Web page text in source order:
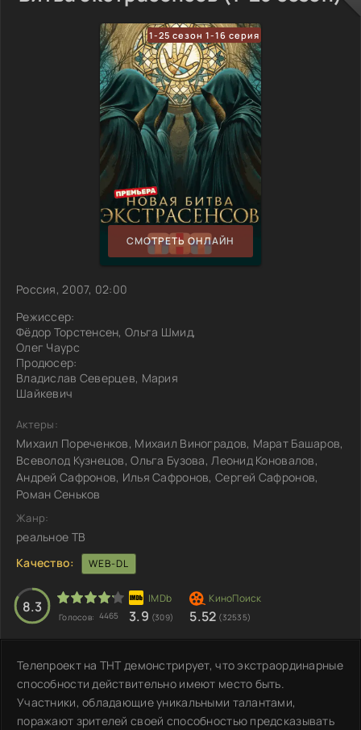
1-25 сезон 1-16 серия
СМОТРЕТЬ ОНЛАЙН
Россия, 2007, 02:00
Режиссер:
Фёдор Торстенсен, Ольга Шмид,
Олег Чаурс
Продюсер:
Владислав Северцев, Мария
Шайкевич
Актеры:
Михаил Пореченков, Михаил Виноградов, Марат Башаров,
Всеволод Кузнецов, Ольга Бузова, Леонид Коновалов,
Андрей Сафронов, Илья Сафронов, Сергей Сафронов,
Роман Сеньков
Жанр:
реальное ТВ
Качество:
WEB-DL
8.3
Голосов: 4465 3.9 (309) 5.52 (32535)
Телепроект на ТНТ демонстрирует, что экстраординарные
способности действительно имеют место быть.
Участники, обладающие уникальными талантами,
поражают зрителей своей способностью предсказывать